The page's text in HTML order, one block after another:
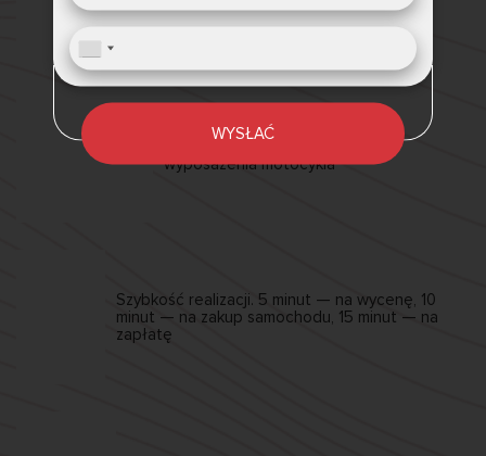
wyposażenia motocykla
Szybkość realizacji. 5 minut — na wycenę, 10
minut — na zakup samochodu, 15 minut — na
zapłatę
WYSŁAĆ